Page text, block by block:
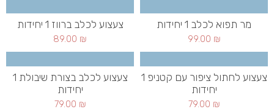
מר תפוא לכלב 1 יחידות
99.00 ₪
צעצוע לכלב ברווז 1 יחידות
89.00 ₪
צעצוע לחתול ציפור עם קטניפ 1
יחידות
79.00 ₪
צעצוע לכלב בצורת שיבולת 1
יחידות
79.00 ₪